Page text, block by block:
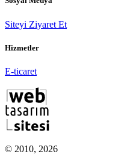
Siteyi Ziyaret Et
Hizmetler
E-ticaret
© 2010, 2026